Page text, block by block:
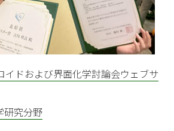
イドおよび界面化学討論会ウェブサ
研究分野